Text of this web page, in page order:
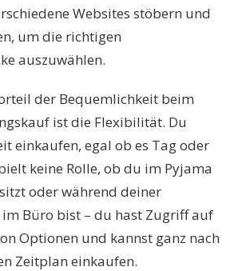
Websites stöbern und
um die richtigen
auszuwählen.
der Bequemlichkeit beim
ist die Flexibilität. Du
einkaufen, egal ob es Tag oder
keine Rolle, ob du im Pyjama
oder während deiner
Büro bist – du hast Zugriff auf
Optionen und kannst ganz nach
Zeitplan einkaufen.